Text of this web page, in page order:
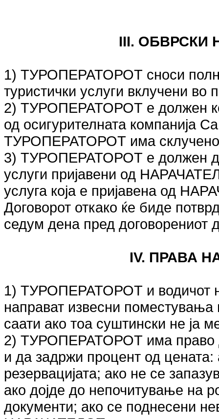
III. ОБВРСКИ
1) ТУРОПЕРАТОРОТ сноси полна
туристички услуги вклучени во
2) ТУРОПЕРАТОРОТ е должен
од осигурителната компанија
ТУРОПЕРАТОРОТ има склучено
3) ТУРОПЕРАТОРОТ е должен
услуги пријавени од
услуга која е пријавена од
Договорот откако ќе биде
седум дена пред договорениот
IV. ПРАВА
1) ТУРОПЕРАТОРОТ и водичот
направат извесни
саати ако тоа суштински не ја
2) ТУРОПЕРАТОРОТ има право
и да задржи процент од
резервацијата; ако не се
ако дојде до непочитување на
документи; ако се поднесени